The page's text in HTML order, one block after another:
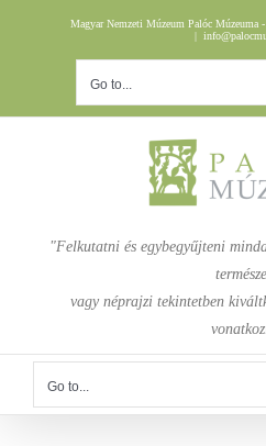
Magyar Nemzeti Múzeum Palóc Múzeuma
|
Go to...
"Felkutatni és egybegyűjteni
vagy néprajzi tekintetben
Go to...